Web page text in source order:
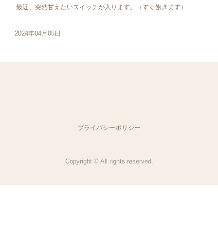
最近、突然甘えたいスイッチが入ります。（すぐ飽きます）
2024年04月05日
プライバシーポリシー
Copyright © All rights reserved.